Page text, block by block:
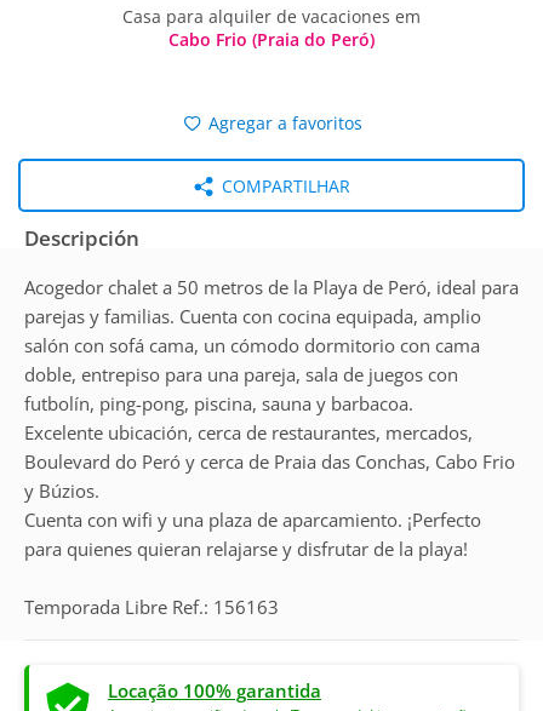
Casa para alquiler de vacaciones em
Cabo Frio (Praia do Peró)
Agregar a favoritos
COMPARTILHAR
Descripción
Acogedor chalet a 50 metros de la Playa de Peró, ideal para
parejas y familias. Cuenta con cocina equipada, amplio
salón con sofá cama, un cómodo dormitorio con cama
doble, entrepiso para una pareja, sala de juegos con
futbolín, ping-pong, piscina, sauna y barbacoa.
Excelente ubicación, cerca de restaurantes, mercados,
Boulevard do Peró y cerca de Praia das Conchas, Cabo Frio
y Búzios.
Cuenta con wifi y una plaza de aparcamiento. ¡Perfecto
para quienes quieran relajarse y disfrutar de la playa!
Temporada Libre Ref.: 156163
Locação 100% garantida